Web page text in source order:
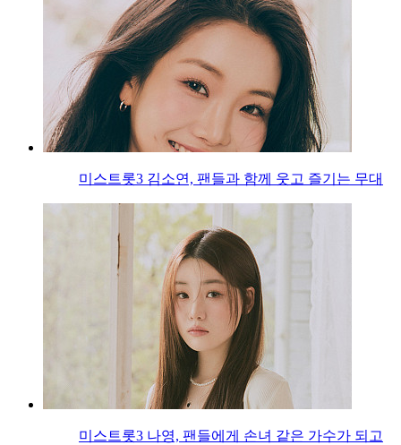
미스트롯3 김소연, 팬들과 함께 웃고 즐기는 무대
미스트롯3 나영, 팬들에게 손녀 같은 가수가 되고